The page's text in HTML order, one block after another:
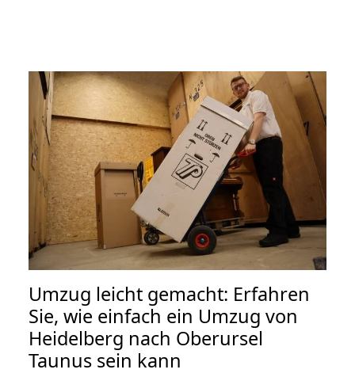
Umzug leicht gemacht: Erfahren
Sie, wie einfach ein Umzug von
Heidelberg nach Oberursel
Taunus sein kann